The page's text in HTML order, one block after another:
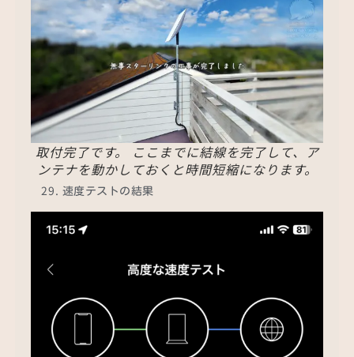
取付完了です。 ここまでに結線を完了して、ア
ンテナを動かしておくと時間短縮になります。
速度テストの結果